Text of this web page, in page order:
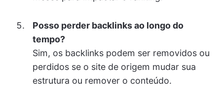
Posso perder backlinks ao longo do
tempo?
Sim, os backlinks podem ser removidos ou
perdidos se o site de origem mudar sua
estrutura ou remover o conteúdo.